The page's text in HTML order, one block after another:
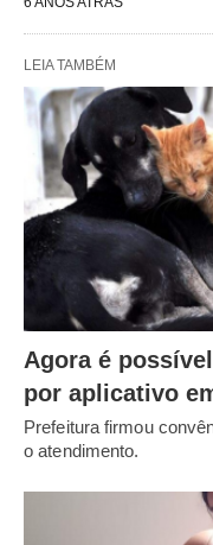
LEIA TAMBÉM
Agora é
por aplicativo
Prefeitura firmou
o atendimento.